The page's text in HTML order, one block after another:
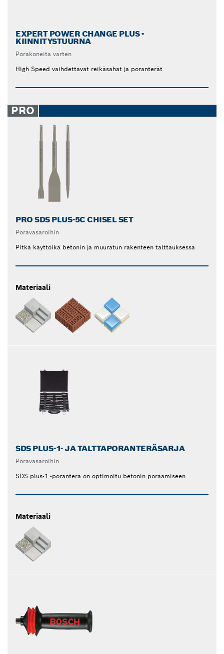
EXPERT POWER CHANGE PLUS -
KIINNITYSTUURNA
Porakoneita varten
High Speed vaihdettavat reikäsahat ja poranterät
PRO
PRO SDS PLUS-5C CHISEL SET
Poravasaroihin
Pitkä käyttöikä betonin ja muuratun rakenteen talttauksessa
Materiaali
SDS PLUS-1- JA TALTTAPORANTERÄSARJA
Poravasaroihin
SDS plus-1 -poranterä on optimoitu betonin poraamiseen
Materiaali